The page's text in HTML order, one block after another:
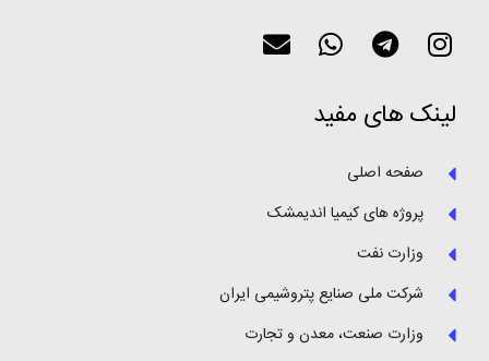
لینک های مفید
صفحه اصلی
پروژه های کیمیا اندیمشک
وزارت نفت
شرکت ملی صنایع پتروشیمی ایران
وزارت صنعت، معدن و تجارت